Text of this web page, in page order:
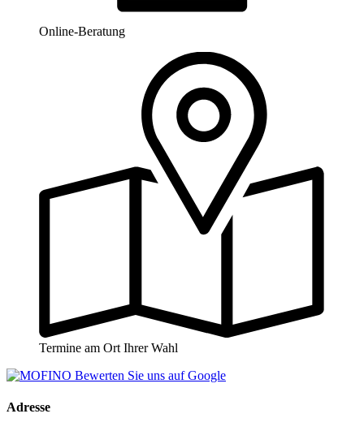
Online-Beratung
Termine am Ort Ihrer Wahl
Adresse